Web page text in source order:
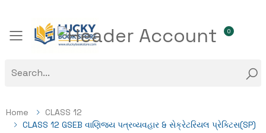
Toggle mobile menu
0
Home
CLASS 12
CLASS 12 GSEB વાણિજ્ય પત્રવ્યવહાર & સેક્રેટરિયલ પ્રેક્ટિસ(SP)